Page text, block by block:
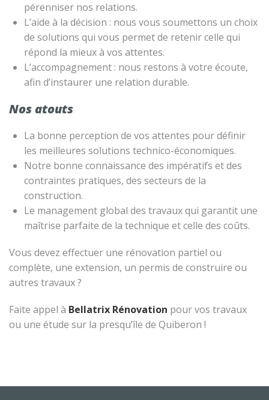
pérenniser nos relations.
L’aide à la décision : nous vous soumettons un choix
de solutions qui vous permet de retenir celle qui
répond la mieux à vos attentes.
L’accompagnement : nous restons à votre écoute,
afin d’instaurer une relation durable.
Nos atouts
La bonne perception de vos attentes pour définir
les meilleures solutions technico-économiques.
Notre bonne connaissance des impératifs et des
contraintes pratiques, des secteurs de la
construction.
Le management global des travaux qui garantit une
maîtrise parfaite de la technique et celle des coûts.
Vous devez effectuer une rénovation partiel ou
complète, une extension, un permis de construire ou
autres travaux ?
Faite appel à Bellatrix Rénovation pour vos travaux
ou une étude sur la presqu’île de Quiberon !